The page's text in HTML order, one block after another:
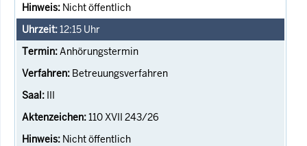
Nicht öffentlich
12:15 Uhr
Anhörungstermin
Betreuungsverfahren
III
110 XVII 243/26
Nicht öffentlich